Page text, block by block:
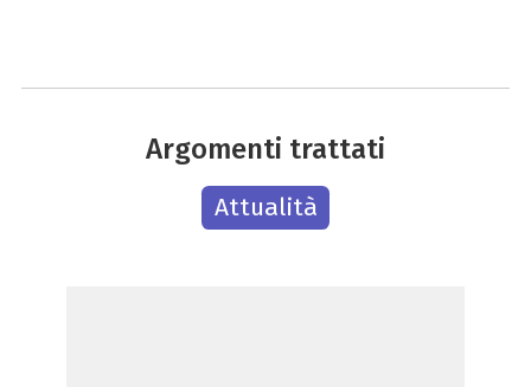
Argomenti trattati
Attualità